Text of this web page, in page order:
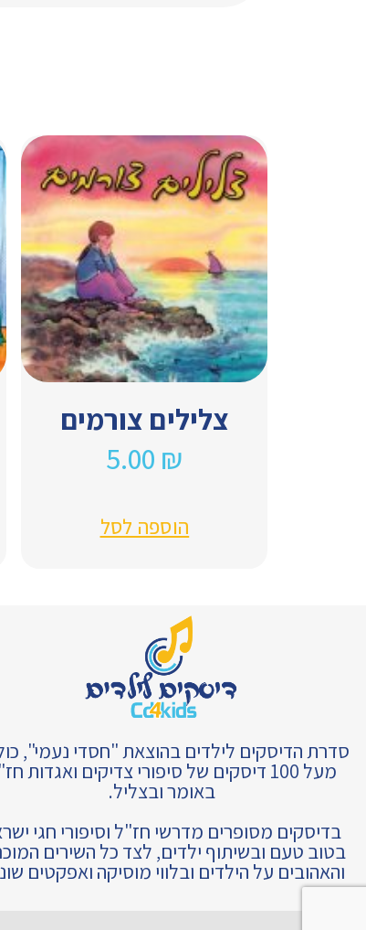
צלילים צורמים
₪
הוספה לסל
סדרת הדיסקים לילדים בהוצאת "חסדי נעמי",
מעל 100 דיסקים של סיפורי צדיקים ואגדות
באומר ובצליל.
בדיסקים מסופרים מדרשי חז"ל וסיפורי חגי
בטוב טעם ובשיתוף ילדים, לצד כל השירים
והאהובים על הילדים ובלווי מוסיקה ואפקטים